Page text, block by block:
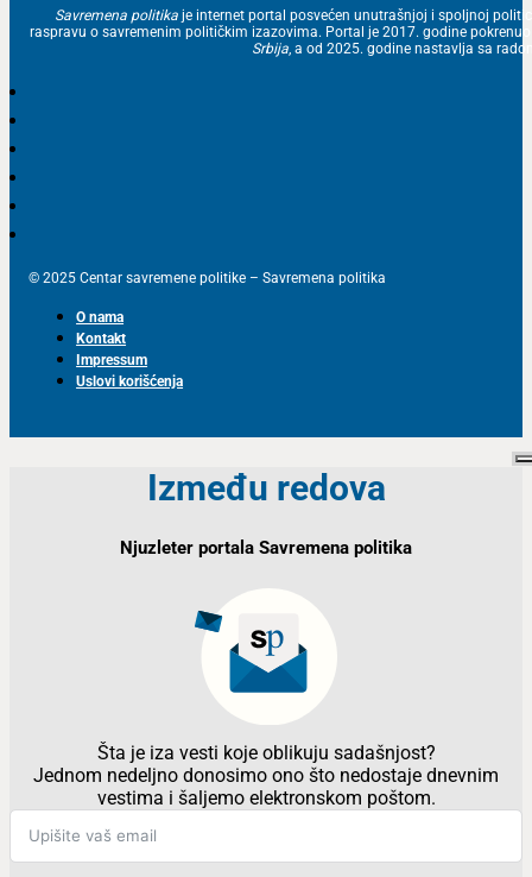
Savremena politika je internet portal posvećen unutrašnjoj i spoljnoj
raspravu o savremenim političkim izazovima. Portal je 2017. godine
Srbija, a od 2025. godine nastavlja sa
© 2025 Centar savremene politike – Savremena politika
O nama
Kontakt
Impressum
Uslovi korišćenja
Između redova
Njuzleter portala Savremena politika
Šta je iza vesti koje oblikuju sadašnjost?
Jednom nedeljno donosimo ono što nedostaje dnevnim
vestima i šaljemo elektronskom poštom.